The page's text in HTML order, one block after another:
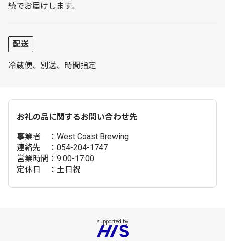
続でお届けします。
配送
冷蔵便、別送、時間指定
お礼の品に関するお問い合わせ先
事業者 ：West Coast Brewing
連絡先 ：054-204-1747
営業時間：9:00-17:00
定休日 ：土日祝